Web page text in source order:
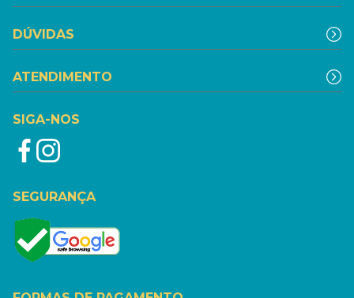
DÚVIDAS
ATENDIMENTO
SIGA-NOS
SEGURANÇA